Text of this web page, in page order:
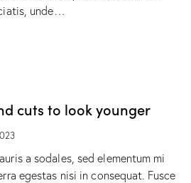
unde…
cuts to look younger
a sodales, sed elementum mi
egestas nisi in consequat. Fusce